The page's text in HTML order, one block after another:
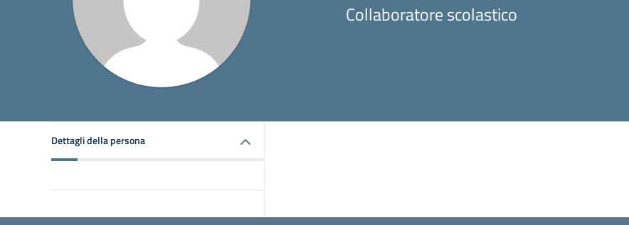
Collaboratore scolastico
Dettagli della persona